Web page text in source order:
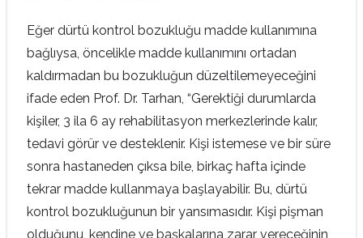
Eğer dürtü kontrol bozukluğu madde kullanımına
bağlıysa, öncelikle madde kullanımını ortadan
kaldırmadan bu bozukluğun düzeltilemeyeceğini
ifade eden Prof. Dr. Tarhan, “Gerektiği durumlarda
kişiler, 3 ila 6 ay rehabilitasyon merkezlerinde kalır,
tedavi görür ve desteklenir. Kişi istemese ve bir süre
sonra hastaneden çıksa bile, birkaç hafta içinde
tekrar madde kullanmaya başlayabilir. Bu, dürtü
kontrol bozukluğunun bir yansımasıdır. Kişi pişman
olduğunu, kendine ve başkalarına zarar vereceğinin